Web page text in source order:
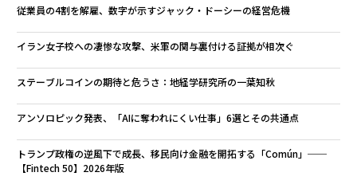
従業員の4割を解雇、数字が示すジャック・ドーシーの経営危機
イラン女子校への凄惨な攻撃、米軍の関与裏付ける証拠が相次ぐ
ステーブルコインの期待と危うさ：地経学研究所の一葉知秋
アンソロピック発表、「AIに奪われにくい仕事」6選とその共通点
トランプ政権の逆風下で成長、移民向け金融を開拓する「Común」──
【Fintech 50】2026年版